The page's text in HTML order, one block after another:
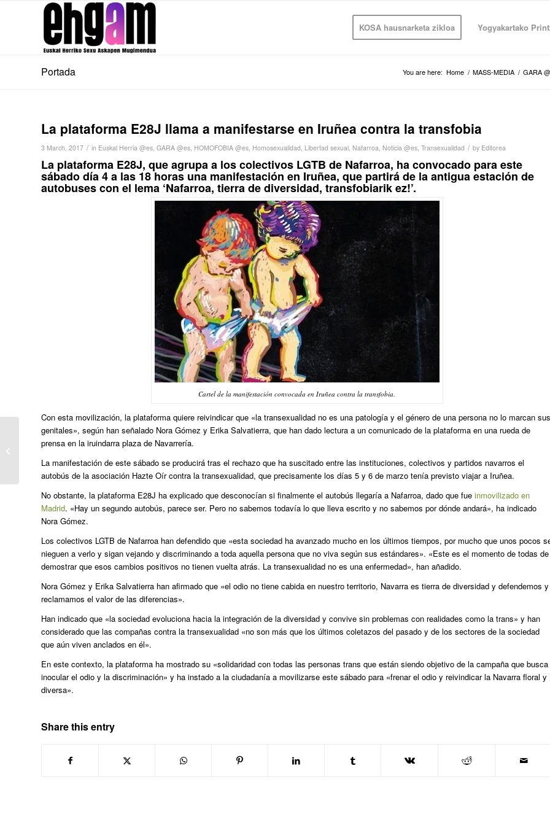
KOSA hausnarketa zikloa Yogyakartako
Portada You are here: Home / MASS-MEDIA / GARA
La plataforma E28J llama a manifestarse en Iruñea contra la transfobia
3 March, 2017 / in Euskal Herria @es, GARA @es, HOMOFOBIA @es, Homosexualidad, Libertad sexual, Nafarroa, Noticia @es, Transexualidad / by Editorea
La plataforma E28J, que agrupa a los colectivos LGTB de Nafarroa, ha convocado para este
sábado día 4 a las 18 horas una manifestación en Iruñea, que partirá de la antigua estación de
autobuses con el lema ‘Nafarroa, tierra de diversidad, transfobiarik ez!’.
Cartel de la manifestación convocada en Iruñea contra la transfobia.
Con esta movilización, la plataforma quiere reivindicar que «la transexualidad no es una patología y el género de una persona no lo marcan sus
genitales», según han señalado Nora Gómez y Erika Salvatierra, que han dado lectura a un comunicado de la plataforma en una rueda de
prensa en la iruindarra plaza de Navarrería.
La manifestación de este sábado se producirá tras el rechazo que ha suscitado entre las instituciones, colectivos y partidos navarros el
autobús de la asociación Hazte Oír contra la transexualidad, que precisamente los días 5 y 6 de marzo tenía previsto viajar a Iruñea.
No obstante, la plataforma E28J ha explicado que desconocían si finalmente el autobús llegaría a Nafarroa, dado que fue inmovilizado en
Madrid. «Hay un segundo autobús, parece ser. Pero no sabemos todavía lo que lleva escrito y no sabemos por dónde andará», ha indicado
Nora Gómez.
Los colectivos LGTB de Nafarroa han defendido que «esta sociedad ha avanzado mucho en los últimos tiempos, por mucho que unos pocos
nieguen a verlo y sigan vejando y discriminando a toda aquella persona que no viva según sus estándares». «Este es el momento de todas de
demostrar que esos cambios positivos no tienen vuelta atrás. La transexualidad no es una enfermedad», han añadido.
Nora Gómez y Erika Salvatierra han afirmado que «el odio no tiene cabida en nuestro territorio, Navarra es tierra de diversidad y defendemos y
reclamamos el valor de las diferencias».
Han indicado que «la sociedad evoluciona hacia la integración de la diversidad y convive sin problemas con realidades como la trans» y han
considerado que las compañas contra la transexualidad «no son más que los últimos coletazos del pasado y de los sectores de la sociedad
que aún viven anclados en él».
En este contexto, la plataforma ha mostrado su «solidaridad con todas las personas trans que están siendo objetivo de la campaña que busca
inocular el odio y la discriminación» y ha instado a la ciudadanía a movilizarse este sábado para «frenar el odio y reivindicar la Navarra floral y
diversa».
Share this entry
Esperanza Aguirre financió a
HazteOir con dinero de la Agencia de
Cooperación...